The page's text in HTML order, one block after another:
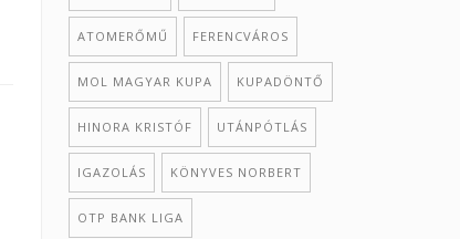
ATOMERŐMŰ FERENCVÁROS
MOL MAGYAR KUPA KUPADÖNTŐ
HINORA KRISTÓF UTÁNPÓTLÁS
IGAZOLÁS KÖNYVES NORBERT
OTP BANK LIGA